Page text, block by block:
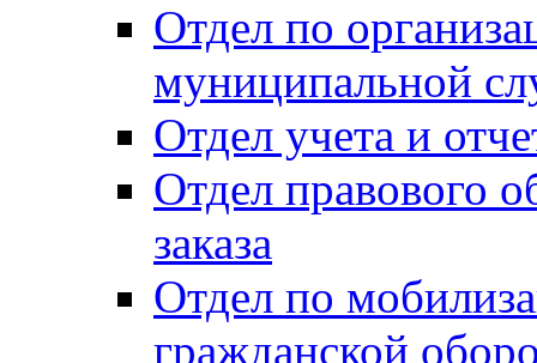
Отдел по
муниципальной
Отдел учета и
Отдел правового
заказа
Отдел по
гражданской